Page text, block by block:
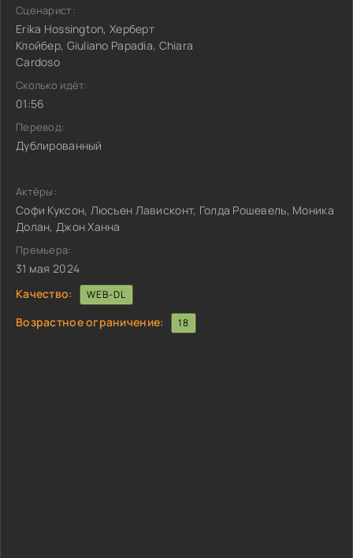
Сценарист:
Erika Hossington, Херберт
Клойбер, Giuliano Papadia, Chiara
Cardoso
Сколько идёт:
01:56
Перевод:
Дублированный
Актёры:
Софи Куксон, Люсьен Лависконт, Голда Рошевель, Моника
Долан, Джон Ханна
Премьера:
31 мая 2024
Качество:
WEB-DL
Возрастное ограничение: 18